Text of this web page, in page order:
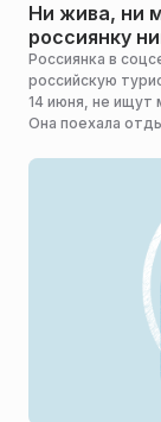
Ни жива, ни
россиянку
Россиянка в
российскую
14 июня, не ищут
Она поехала